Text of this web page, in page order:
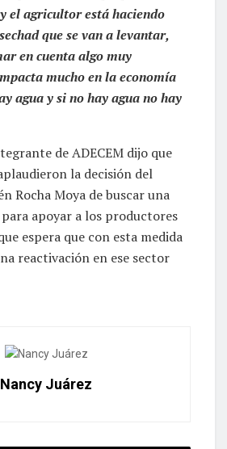
el agricultor está haciendo
que se van a levantar,
en cuenta algo muy
mucho en la economía
agua y si no hay agua no hay
de ADECEM dijo que
la decisión del
Rocha Moya de buscar una
apoyar a los productores
espera que con esta medida
reactivación en ese sector
Nancy Juárez